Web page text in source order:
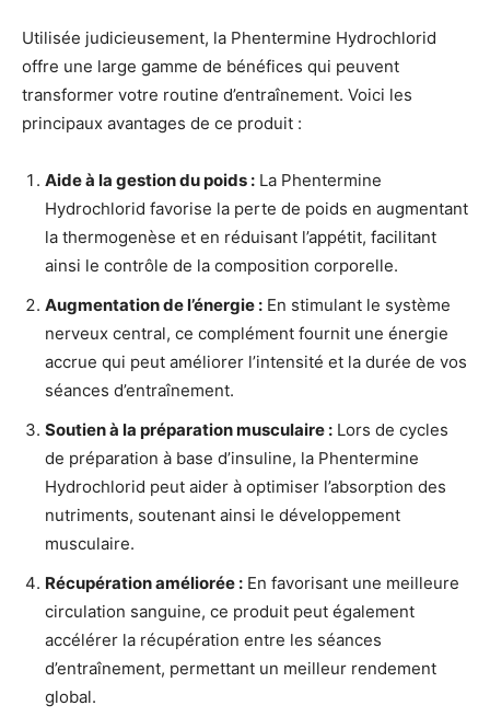
Utilisée judicieusement, la Phentermine Hydrochlorid
offre une large gamme de bénéfices qui peuvent
transformer votre routine d’entraînement. Voici les
principaux avantages de ce produit :
Aide à la gestion du poids : La Phentermine
Hydrochlorid favorise la perte de poids en augmentant
la thermogenèse et en réduisant l’appétit, facilitant
ainsi le contrôle de la composition corporelle.
Augmentation de l’énergie : En stimulant le système
nerveux central, ce complément fournit une énergie
accrue qui peut améliorer l’intensité et la durée de vos
séances d’entraînement.
Soutien à la préparation musculaire : Lors de cycles
de préparation à base d’insuline, la Phentermine
Hydrochlorid peut aider à optimiser l’absorption des
nutriments, soutenant ainsi le développement
musculaire.
Récupération améliorée : En favorisant une meilleure
circulation sanguine, ce produit peut également
accélérer la récupération entre les séances
d’entraînement, permettant un meilleur rendement
global.